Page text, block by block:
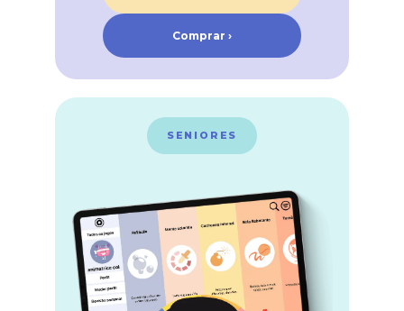
Comprar ›
SENIORES